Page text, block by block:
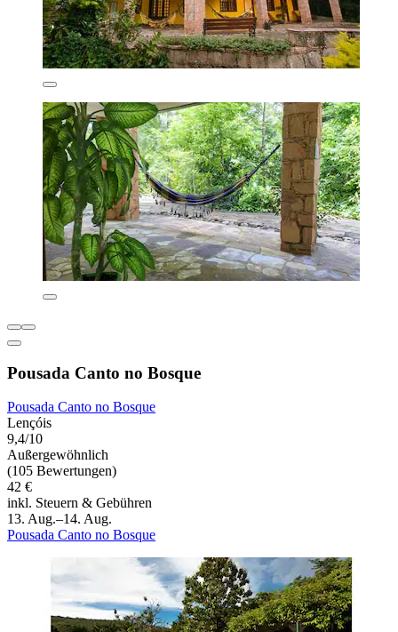
Pousada Canto no Bosque
Pousada Canto no Bosque
Lençóis
9,4/10
Außergewöhnlich
(105 Bewertungen)
42 €
inkl. Steuern & Gebühren
13. Aug.–14. Aug.
Pousada Canto no Bosque